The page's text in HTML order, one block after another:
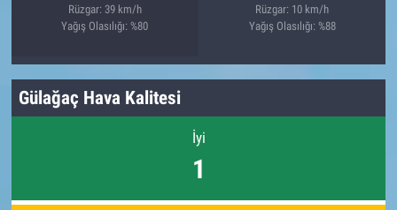
Rüzgar: 39 km/h
Yağış Olasılığı: %80
Rüzgar: 10 km/h
Yağış Olasılığı: %88
Gülağaç Hava Kalitesi
İyi
1